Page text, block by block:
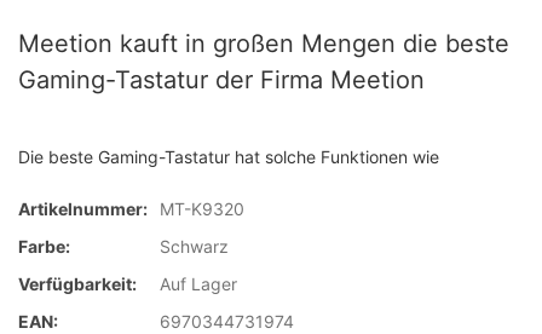
Meetion kauft in großen Mengen die beste
Gaming-Tastatur der Firma Meetion
Die beste Gaming-Tastatur hat solche Funktionen wie
Artikelnummer:
MT-K9320
Farbe:
Schwarz
Verfügbarkeit:
Auf Lager
EAN:
6970344731974